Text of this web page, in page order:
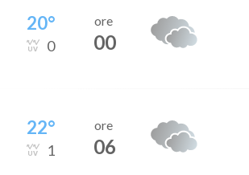
20°
0
ore
00
22°
1
ore
06